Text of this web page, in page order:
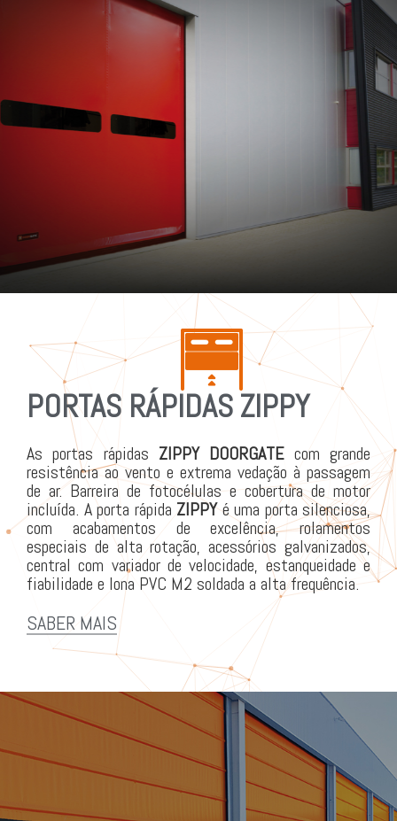
PORTAS RÁPIDAS ZIPPY
As portas rápidas ZIPPY DOORGATEcom grande
resistência ao vento e extrema vedação à passagem
de ar. Barreira de fotocélulas e cobertura de motor
incluída. A porta rápida ZIPPYé uma porta silenciosa,
com acabamentos de excelência, rolamentos
especiais de alta rotação, acessórios galvanizados,
central com variador de velocidade, estanqueidade e
fiabilidade e lona PVC M2 soldada a alta frequência.
SABER MAIS